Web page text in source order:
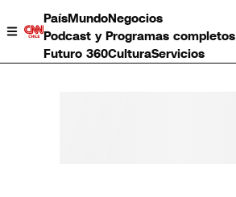
PaísMundoNegocios
Podcast y Programas completos
Futuro 360CulturaServicios